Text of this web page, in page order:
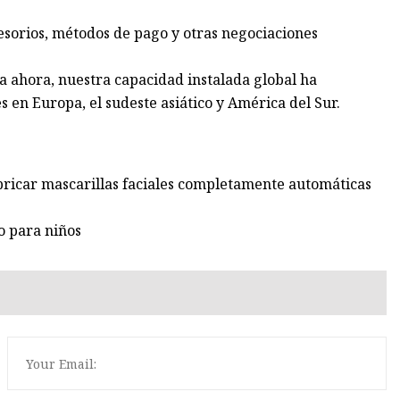
métodos de pago y otras negociaciones
ahora, nuestra capacidad instalada global ha
Europa, el sudeste asiático y América del Sur.
mascarillas faciales completamente automáticas
para niños